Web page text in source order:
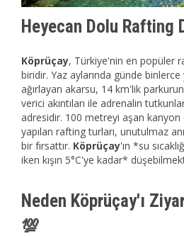
Heyecan Dolu Rafting
Köprüçay, Türkiye'nin en popüler
biridir. Yaz aylarında günde
ağırlayan akarsu, 14 km'lik
verici akıntıları ile adrenalin
adresidir. 100 metreyi aşan kanyon
yapılan rafting turları, unutulmaz
bir fırsattır. Köprüçay'ın *su
iken kışın 5°C'ye kadar*
Neden Köprüçay'ı
💯